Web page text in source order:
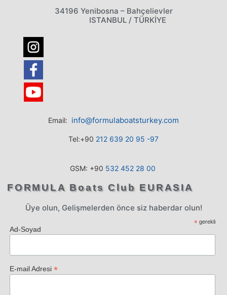
34196 Yenibosna – Bahçelievler
ISTANBUL / TÜRKİYE
Email: info@formulaboatsturkey.com
Tel:+90 212 639 20 95 -97
GSM: +90 532452 28 00
FORMULA Boats Club EURASIA
Üye olun, Gelişmelerden önce siz haberdar olun!
* gerekli
Ad-Soyad
E-mail Adresi*